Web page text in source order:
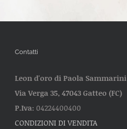
Contatti
Leon d'oro di Paola Sammarini
Via Verga 35, 47043 Gatteo (FC)
P.Iva: 04224400400
CONDIZIONI DI VENDITA